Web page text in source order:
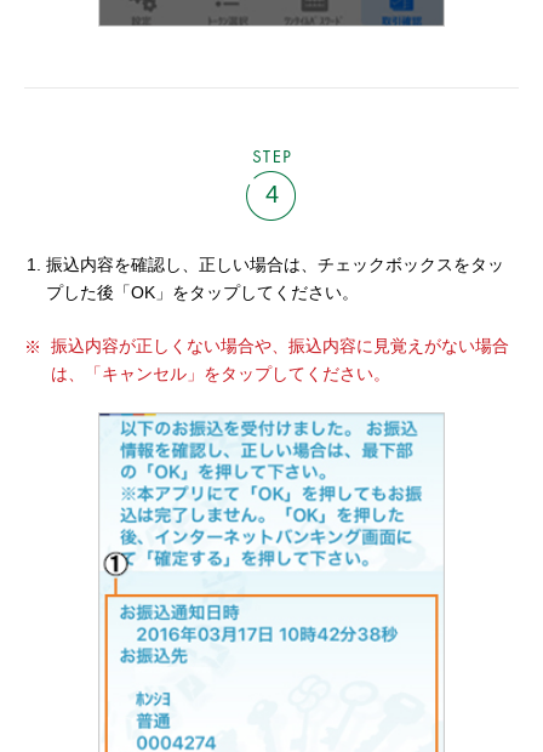
4
振込内容を確認し、正しい場合は、チェックボックスをタッ
プした後「OK」をタップしてください。
振込内容が正しくない場合や、振込内容に見覚えがない場合
は、「キャンセル」をタップしてください。